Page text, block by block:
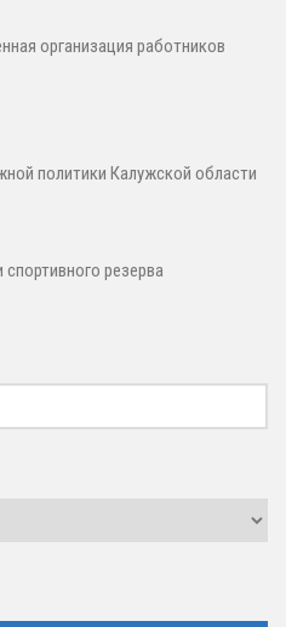
организация работников
политики Калужской области
резерва